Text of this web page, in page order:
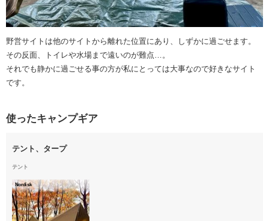
野営サイトは他のサイトから離れた位置にあり、しずかに過ごせます。
その反面、トイレや水場まで遠いのが難点…。
それでも静かに過ごせる事の方が私にとっては大事なので好きなサイト
です。
使ったキャンプギア
テント、タープ
テント
Nordisk